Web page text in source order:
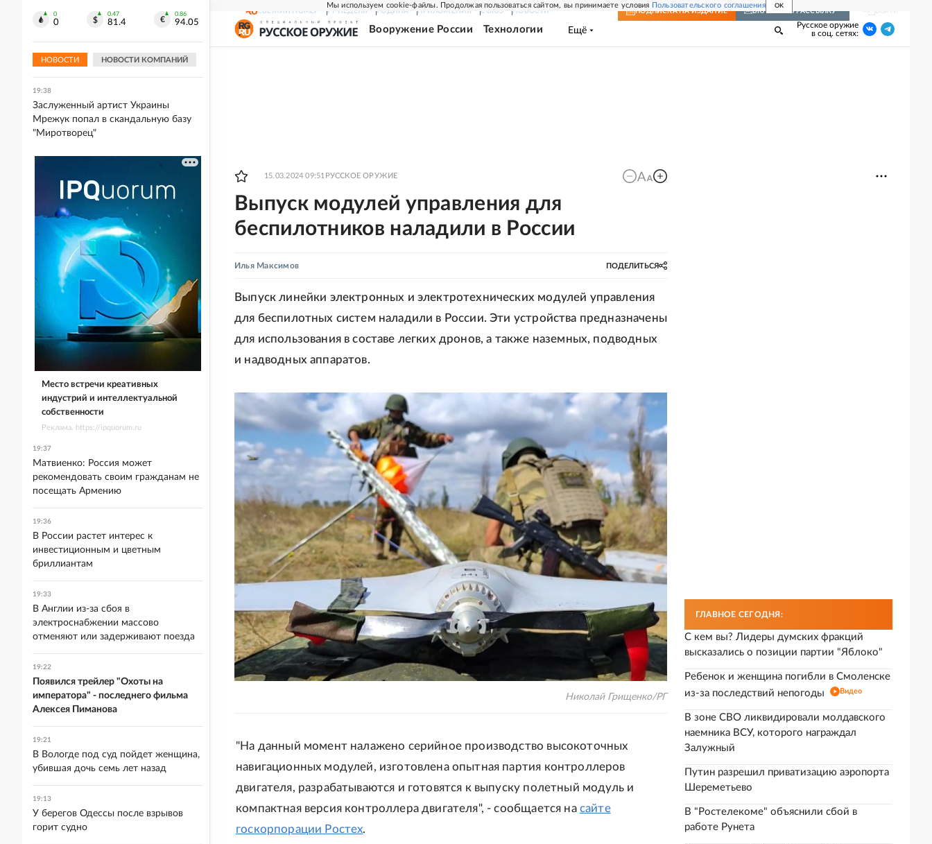
Мы используем cookie-файлы. Продолжая пользоваться сайтом, вы принимаете условия Пользовательского соглашения OK
СВЕЖИЙ НОМЕР РГ-НЕДЕЛЯ РОДИНА ПРИЛОЖЕНИЯ СОЮЗ НОВОСТИ ПОДПИСКА НА ИЗДАНИЕ ВКЛЮЧИТЬ РАССЫЛКУ
Вооружение России Технологии Ещё
Русское оружие
в соц. сетях:
15.03.2024 09:51 РУССКОЕ ОРУЖИЕ
Выпуск модулей управления для
беспилотников наладили в России
Илья Максимов ПОДЕЛИТЬСЯ
Выпуск линейки электронных и электротехнических модулей управления
для беспилотных систем наладили в России. Эти устройства предназначены
для использования в составе легких дронов, а также наземных, подводных
и надводных аппаратов.
Николай Грищенко/РГ
"На данный момент налажено серийное производство высокоточных
навигационных модулей, изготовлена опытная партия контроллеров
двигателя, разрабатываются и готовятся к выпуску полетный модуль и
компактная версия контроллера двигателя", - сообщается на сайте
госкорпорации Ростех.
ГЛАВНОЕ СЕГОДНЯ:
С кем вы? Лидеры думских фракций
высказались о позиции партии "Яблоко"
Ребенок и женщина погибли в Смоленске
из-за последствий непогоды
Видео
В зоне СВО ликвидировали молдавского
наемника ВСУ, которого награждал
Залужный
Путин разрешил приватизацию аэропорта
Шереметьево
В "Ростелекоме" объяснили сбой в
работе Рунета
0
0
0.47
81.4
0.86
94.05
НОВОСТИ НОВОСТИ КОМПАНИЙ
домашним адресам продавцов
19:38
Заслуженный артист Украины
Мрежук попал в скандальную базу
"Миротворец"
Место встречи креативных
индустрий и интеллектуальной
собственности
Реклама. https://ipquorum.ru
19:37
Матвиенко: Россия может
рекомендовать своим гражданам не
посещать Армению
19:36
В России растет интерес к
инвестиционным и цветным
бриллиантам
19:33
В Англии из-за сбоя в
электроснабжении массово
отменяют или задерживают поезда
19:22
Появился трейлер "Охоты на
императора" - последнего фильма
Алексея Пиманова
19:21
В Вологде под суд пойдет женщина,
убившая дочь семь лет назад
19:13
У берегов Одессы после взрывов
горит судно